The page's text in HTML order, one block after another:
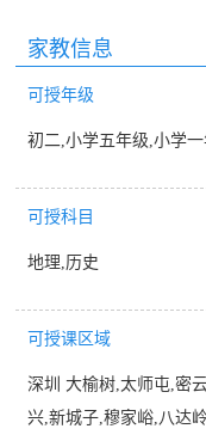
家教信息
可授年级
初二,小学五年级,小学
可授科目
地理,历史
可授课区域
深圳 大榆树,太师屯,密
兴,新城子,穆家峪,八达